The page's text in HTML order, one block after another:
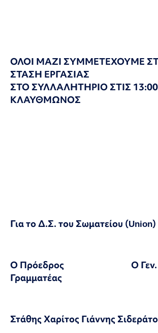
ΟΛΟΙ ΜΑΖΙ ΣΥΜΜΕΤΕΧΟΥΜΕ
ΣΤΑΣΗ
ΣΤΟ ΣΥΛΛΑΛΗΤΗΡΙΟ ΣΤΙΣ
ΚΛΑΥΘΜΩΝΟΣ
Για το Δ.Σ. του Σωματείου (Union)
Ο Πρόεδρος Ο Γεν.
Γραμματέας
Στάθης Χαρίτος Γιάννης